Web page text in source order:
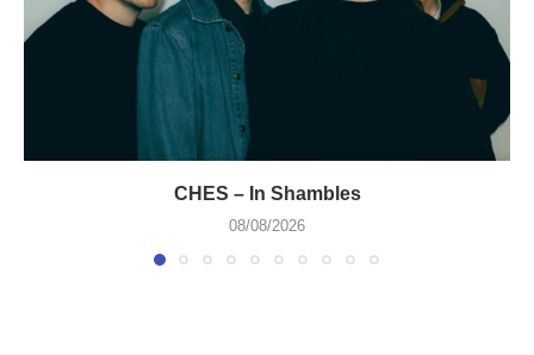
CHES – In Shambles
08/08/2026